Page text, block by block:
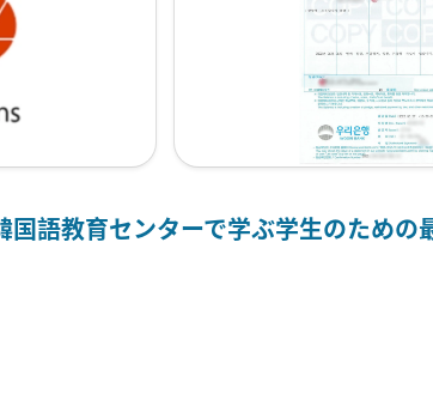
国語教育センターで学ぶ学生のための